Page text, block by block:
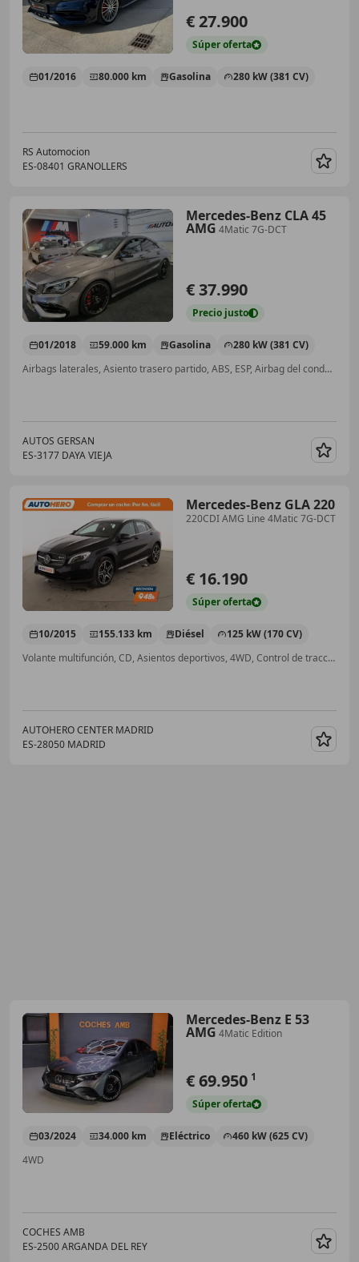
€ 27.900
Súperoferta
01/2016 80.000 km Gasolina 280 kW (381 CV)
RS Automocion
ES-08401 GRANOLLERS
Mercedes-Benz CLA 45
AMG 4Matic 7G-DCT
€ 37.990
Precio justo
01/2018 59.000 km Gasolina
280 kW (381 CV)
Airbags laterales, Asiento trasero partido, ABS, ESP, Airbag del conductor, 4WD
AUTOS GERSAN
ES-3177 DAYA VIEJA
Mercedes-Benz GLA 220
220CDI AMG Line 4Matic 7G-DCT
€ 16.190
Súperoferta
10/2015 155.133 km Diésel
125 kW (170 CV)
Volante multifunción, CD, Asientos deportivos, 4WD, Control de tracción, ABS, Airbag del conductor, Elevalunas eléctrico
AUTOHERO CENTER MADRID
ES-28050 MADRID
Mercedes-Benz E 53
AMG 4Matic Edition
€ 69.950 1
Súperoferta
03/2024 34.000 km Eléctrico
460 kW (625 CV)
4WD
COCHES AMB
ES-2500 ARGANDA DEL REY